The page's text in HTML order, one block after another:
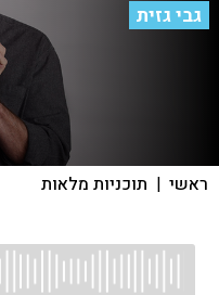
גבי גזית
ראשי | תוכניות מלאות